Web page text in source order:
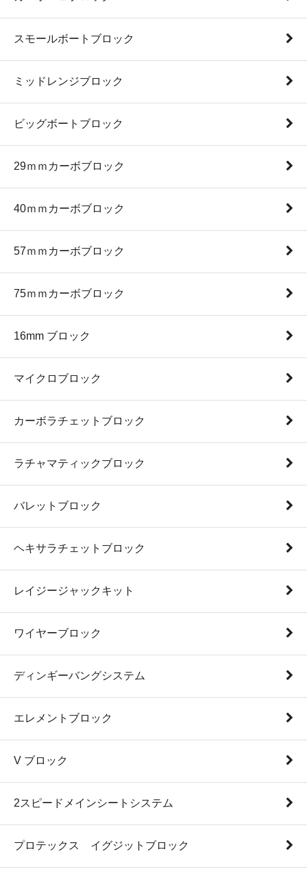
スモールボートブロック
ミッドレンジブロック
ビッグボートブロック
29ｍｍカーボブロック
40ｍｍカーボブロック
57ｍｍカーボブロック
75ｍｍカーボブロック
16mm ブロック
マイクロブロック
カーボラチェットブロック
ラチャマティックブロック
バレットブロック
ヘキサラチェットブロック
レイジージャックキット
ワイヤーブロック
ディンギーバングシステム
エレメントブロック
V ブロック
2スピードメインシートシステム
プロテックス イグジットブロック